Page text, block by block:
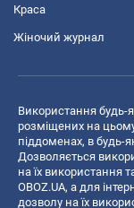
Краса
Жіночий журнал
Використання будь-
розміщених на
піддоменах, в будь-
Дозволяється
на їх використання
OBOZ.UA, а для
дозволу на їх